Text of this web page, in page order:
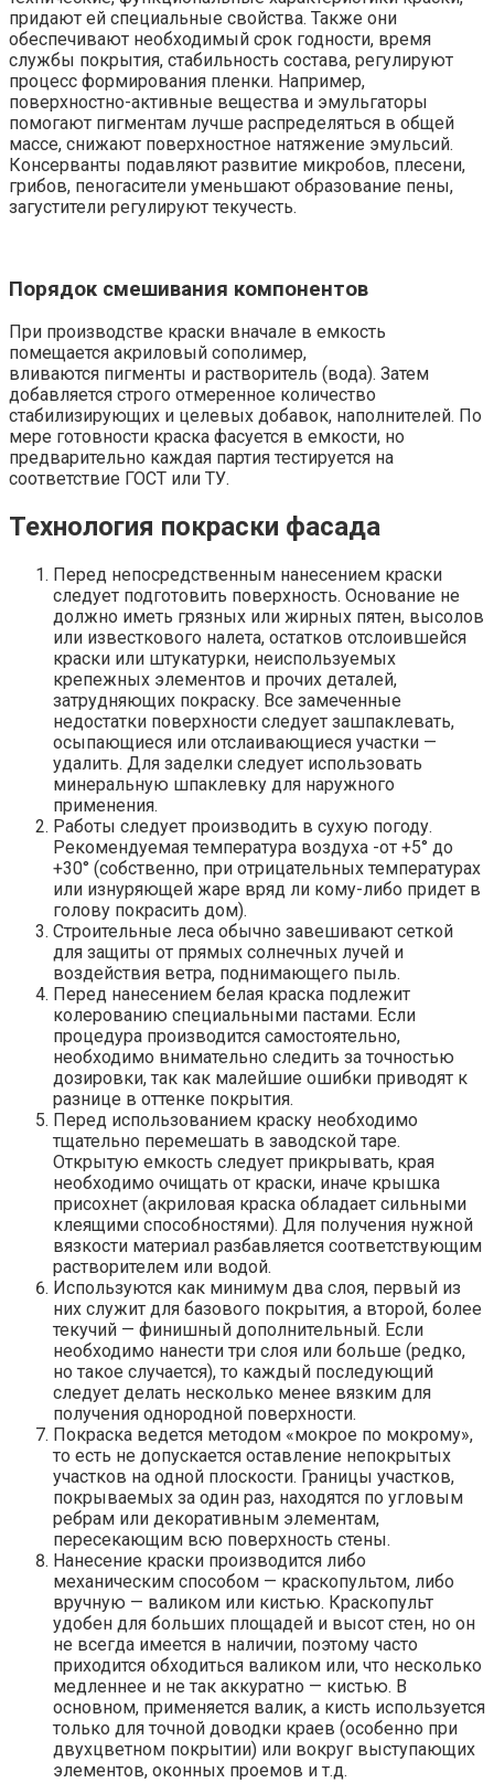
придают ей специальные свойства. Также они
обеспечивают необходимый срок годности, время
службы покрытия, стабильность состава, регулируют
процесс формирования пленки. Например,
поверхностно-активные вещества и эмульгаторы
помогают пигментам лучше распределяться в общей
массе, снижают поверхностное натяжение эмульсий.
Консерванты подавляют развитие микробов, плесени,
грибов, пеногасители уменьшают образование пены,
загустители регулируют текучесть.
Порядок смешивания компонентов
При производстве краски вначале в емкость
помещается акриловый сополимер,
вливаются пигменты и растворитель (вода). Затем
добавляется строго отмеренное количество
стабилизирующих и целевых добавок, наполнителей. По
мере готовности краска фасуется в емкости, но
предварительно каждая партия тестируется на
соответствие ГОСТ или ТУ.
Технология покраски фасада
Перед непосредственным нанесением краски
следует подготовить поверхность. Основание не
должно иметь грязных или жирных пятен, высолов
или известкового налета, остатков отслоившейся
краски или штукатурки, неиспользуемых
крепежных элементов и прочих деталей,
затрудняющих покраску. Все замеченные
недостатки поверхности следует зашпаклевать,
осыпающиеся или отслаивающиеся участки —
удалить. Для заделки следует использовать
минеральную шпаклевку для наружного
применения.
Работы следует производить в сухую погоду.
Рекомендуемая температура воздуха -от +5° до
+30° (собственно, при отрицательных температурах
или изнуряющей жаре вряд ли кому-либо придет в
голову покрасить дом).
Строительные леса обычно завешивают сеткой
для защиты от прямых солнечных лучей и
воздействия ветра, поднимающего пыль.
Перед нанесением белая краска подлежит
колерованию специальными пастами. Если
процедура производится самостоятельно,
необходимо внимательно следить за точностью
дозировки, так как малейшие ошибки приводят к
разнице в оттенке покрытия.
Перед использованием краску необходимо
тщательно перемешать в заводской таре.
Открытую емкость следует прикрывать, края
необходимо очищать от краски, иначе крышка
присохнет (акриловая краска обладает сильными
клеящими способностями). Для получения нужной
вязкости материал разбавляется соответствующим
растворителем или водой.
Используются как минимум два слоя, первый из
них служит для базового покрытия, а второй, более
текучий — финишный дополнительный. Если
необходимо нанести три слоя или больше (редко,
но такое случается), то каждый последующий
следует делать несколько менее вязким для
получения однородной поверхности.
Покраска ведется методом «мокрое по мокрому»,
то есть не допускается оставление непокрытых
участков на одной плоскости. Границы участков,
покрываемых за один раз, находятся по угловым
ребрам или декоративным элементам,
пересекающим всю поверхность стены.
Нанесение краски производится либо
механическим способом — краскопультом, либо
вручную — валиком или кистью. Краскопульт
удобен для больших площадей и высот стен, но он
не всегда имеется в наличии, поэтому часто
приходится обходиться валиком или, что несколько
медленнее и не так аккуратно — кистью. В
основном, применяется валик, а кисть используется
только для точной доводки краев (особенно при
двухцветном покрытии) или вокруг выступающих
элементов, оконных проемов и т.д.